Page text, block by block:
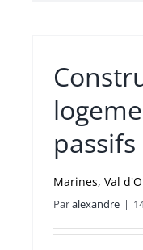
passifs
Marines, Val
Paralexandre |